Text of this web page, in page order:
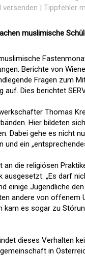
versenden | Tippfehler
muslimische
Berichte von
Fragen zum
auf. Dies berichtet
Thomas
Hier bildeten
Dabei gehe es nicht
ein
an die religiösen
„Es darf
einige Jugendliche
andere von offenem
kam es sogar zu
dieses Verhalten
in